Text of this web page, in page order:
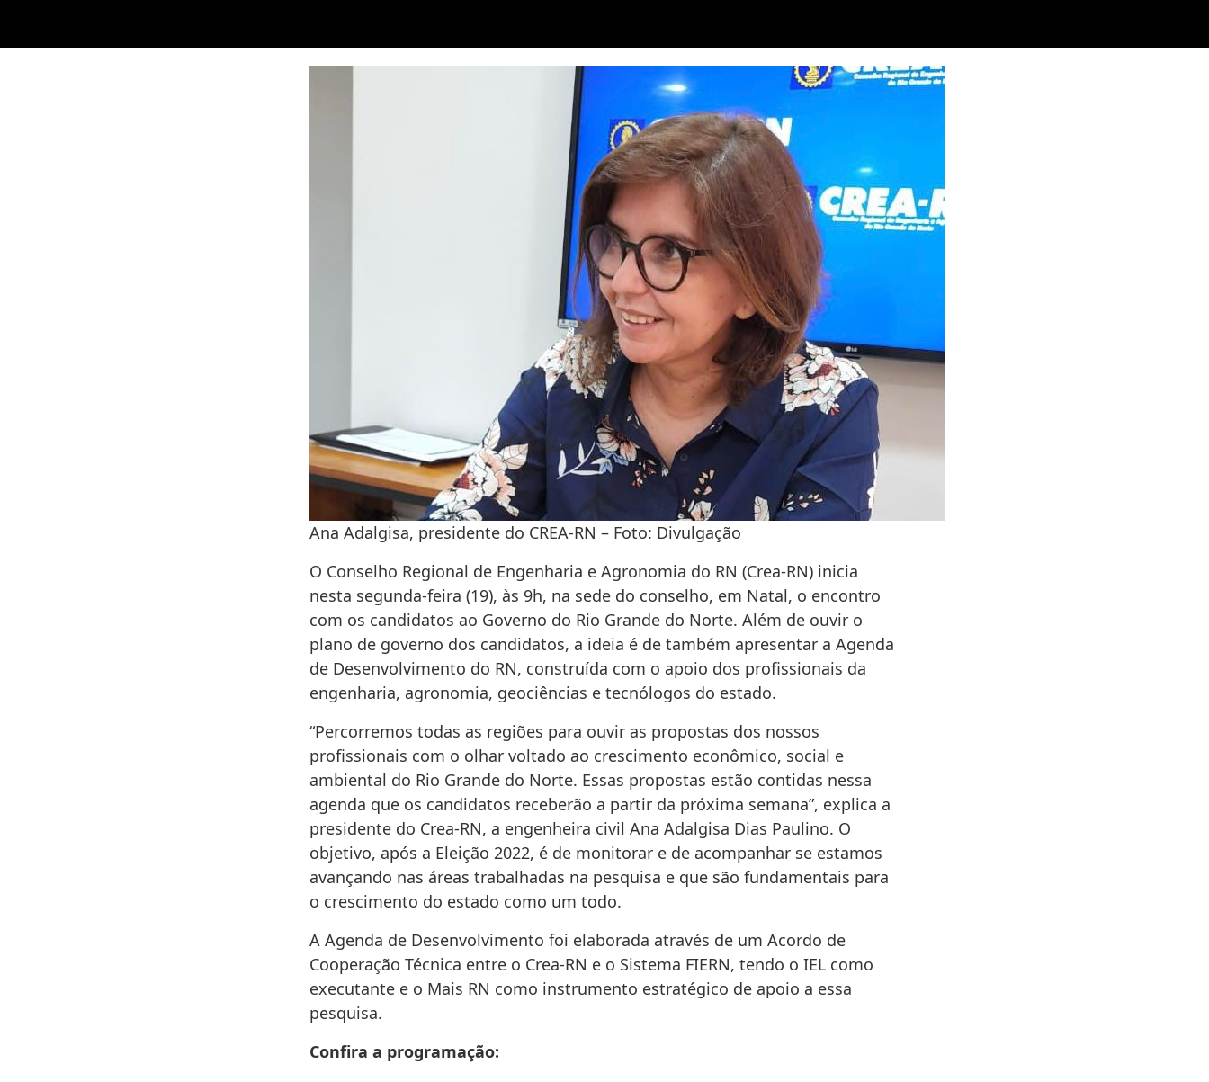
Ana Adalgisa, presidente do CREA-RN – Foto: Divulgação
O Conselho Regional de Engenharia e Agronomia do RN (Crea-RN) inicia
nesta segunda-feira (19), às 9h, na sede do conselho, em Natal, o encontro
com os candidatos ao Governo do Rio Grande do Norte. Além de ouvir o
plano de governo dos candidatos, a ideia é de também apresentar a Agenda
de Desenvolvimento do RN, construída com o apoio dos profissionais da
engenharia, agronomia, geociências e tecnólogos do estado.
“Percorremos todas as regiões para ouvir as propostas dos nossos
profissionais com o olhar voltado ao crescimento econômico, social e
ambiental do Rio Grande do Norte. Essas propostas estão contidas nessa
agenda que os candidatos receberão a partir da próxima semana”, explica a
presidente do Crea-RN, a engenheira civil Ana Adalgisa Dias Paulino. O
objetivo, após a Eleição 2022, é de monitorar e de acompanhar se estamos
avançando nas áreas trabalhadas na pesquisa e que são fundamentais para
o crescimento do estado como um todo.
A Agenda de Desenvolvimento foi elaborada através de um Acordo de
Cooperação Técnica entre o Crea-RN e o Sistema FIERN, tendo o IEL como
executante e o Mais RN como instrumento estratégico de apoio a essa
pesquisa.
Confira a programação: